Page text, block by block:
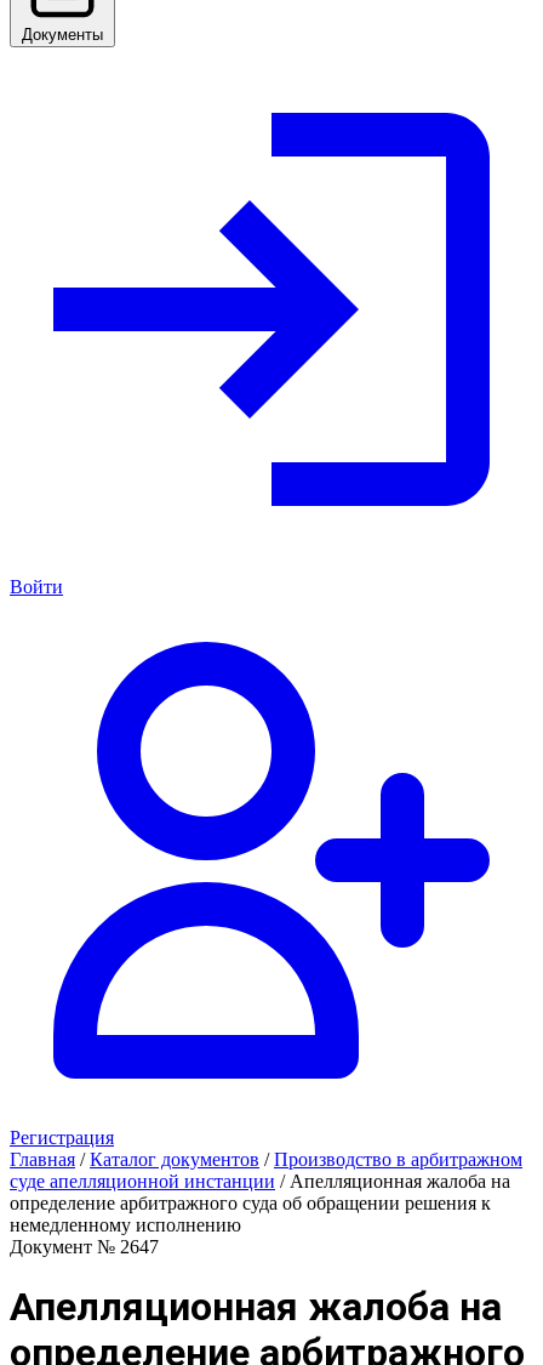
Документы
Войти
Регистрация
Главная / Каталог документов / Производство в арбитражном
суде апелляционной инстанции / Апелляционная жалоба на
определение арбитражного суда об обращении решения к
немедленному исполнению
Документ № 2647
Апелляционная жалоба на
определение арбитражного